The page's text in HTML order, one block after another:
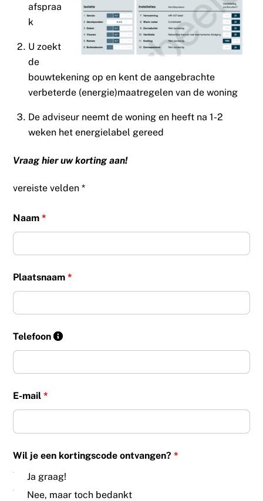
afspraa
k
U zoekt
de
bouwtekening op en kent de aangebrachte
verbeterde (energie)maatregelen van de woning
De adviseur neemt de woning en heeft na 1-2
weken het energielabel gereed
Vraag hier uw korting aan!
vereiste velden *
Naam*
Plaatsnaam*
Telefoon
E-mail*
Wil je een kortingscode ontvangen?*
Ja graag!
Nee, maar toch bedankt